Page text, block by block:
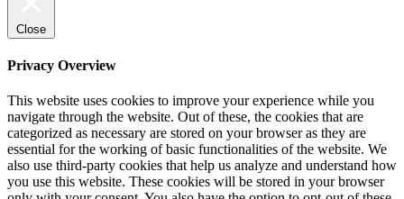
Close
Privacy Overview
This website uses cookies to improve your experience while you
navigate through the website. Out of these, the cookies that are
categorized as necessary are stored on your browser as they are
essential for the working of basic functionalities of the website. We
also use third-party cookies that help us analyze and understand how
you use this website. These cookies will be stored in your browser